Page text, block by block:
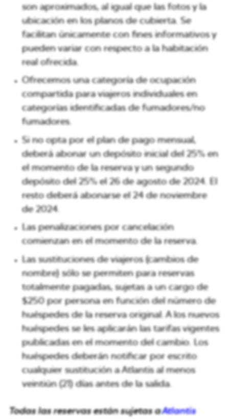
son aproximados, al igual que las fotos y la
ubicación en los planos de cubierta. Se
facilitan únicamente con fines informativos y
pueden variar con respecto a la habitación
real ofrecida.
Ofrecemos una categoría de ocupación
compartida para viajeros individuales en
categorías identificadas de fumadores/no
fumadores.
Si no opta por el plan de pago mensual,
deberá abonar un depósito inicial del 25% en
el momento de la reserva y un segundo
depósito del 25% el26 de agosto de 2024. El
resto deberá abonarse el24 de noviembre
de 2024.
Las penalizaciones por cancelación
comienzan en el momento de la reserva.
Las sustituciones de viajeros (cambios de
nombre) sólo se permiten para reservas
totalmente pagadas, sujetas a un cargo de
$250 por persona en función del número de
huéspedes de la reserva original. A los nuevos
huéspedes se les aplicarán las tarifas vigentes
publicadas en el momento del cambio. Los
huéspedes deberán notificar por escrito
cualquier sustitución a Atlantis al menos
veintiún (21) días antes de la salida.
Todas las reservas están sujetas aAtlantis